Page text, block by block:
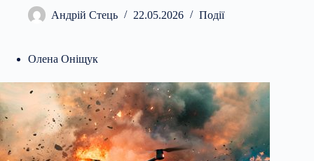
Андрій Стець 22.05.2026 Події
Олена Оніщук